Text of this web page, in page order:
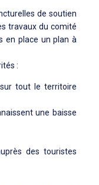
de soutien
travaux du comité
en place un plan à
:
tout le territoire
une baisse
des touristes